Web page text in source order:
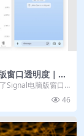
窗口透明度｜中
件
Signal电脑版窗口
法与个性化设置。
46